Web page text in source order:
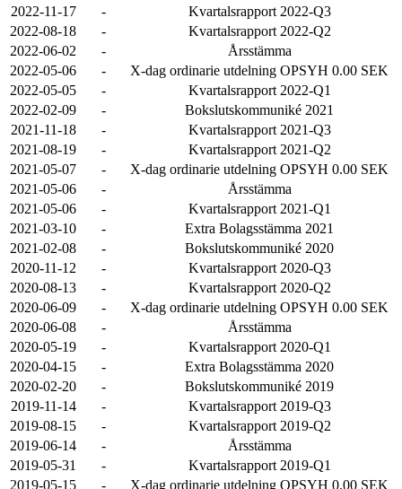
2022-11-17
-
Kvartalsrapport 2022-Q3
2022-08-18
-
Kvartalsrapport 2022-Q2
2022-06-02
-
Årsstämma
2022-05-06
-
X-dag ordinarie utdelning OPSYH 0.00 SEK
2022-05-05
-
Kvartalsrapport 2022-Q1
2022-02-09
-
Bokslutskommuniké 2021
2021-11-18
-
Kvartalsrapport 2021-Q3
2021-08-19
-
Kvartalsrapport 2021-Q2
2021-05-07
-
X-dag ordinarie utdelning OPSYH 0.00 SEK
2021-05-06
-
Årsstämma
2021-05-06
-
Kvartalsrapport 2021-Q1
2021-03-10
-
Extra Bolagsstämma 2021
2021-02-08
-
Bokslutskommuniké 2020
2020-11-12
-
Kvartalsrapport 2020-Q3
2020-08-13
-
Kvartalsrapport 2020-Q2
2020-06-09
-
X-dag ordinarie utdelning OPSYH 0.00 SEK
2020-06-08
-
Årsstämma
2020-05-19
-
Kvartalsrapport 2020-Q1
2020-04-15
-
Extra Bolagsstämma 2020
2020-02-20
-
Bokslutskommuniké 2019
2019-11-14
-
Kvartalsrapport 2019-Q3
2019-08-15
-
Kvartalsrapport 2019-Q2
2019-06-14
-
Årsstämma
2019-05-31
-
Kvartalsrapport 2019-Q1
2019-05-15
- X-dag ordinarie utdelning OPSYH 0.00 SEK